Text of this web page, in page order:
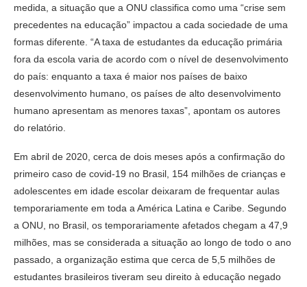
medida, a situação que a ONU classifica como uma “crise sem
precedentes na educação” impactou a cada sociedade de uma
formas diferente. “A taxa de estudantes da educação primária
fora da escola varia de acordo com o nível de desenvolvimento
do país: enquanto a taxa é maior nos países de baixo
desenvolvimento humano, os países de alto desenvolvimento
humano apresentam as menores taxas”, apontam os autores
do relatório.
Em abril de 2020, cerca de dois meses após a confirmação do
primeiro caso de covid-19 no Brasil, 154 milhões de crianças e
adolescentes em idade escolar deixaram de frequentar aulas
temporariamente em toda a América Latina e Caribe. Segundo
a ONU, no Brasil, os temporariamente afetados chegam a 47,9
milhões, mas se considerada a situação ao longo de todo o ano
passado, a organização estima que cerca de 5,5 milhões de
estudantes brasileiros tiveram seu direito à educação negado